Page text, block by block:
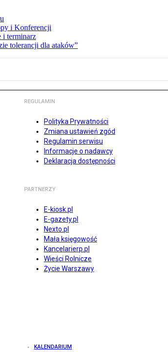
i Konferencji
i terminarz
tolerancji dla ataków”
REGULAMIN
Polityka Prywatności
Zmiana ustawień zgód
Regulamin serwisu
Informacje o nadawcy
Deklaracja dostępności
PARTNERZY
E-kiosk.pl
E-gazety.pl
Nexto.pl
Mała księgowość
Kancelarierp.pl
Wieści Rolnicze
Życie Warszawy
KALENDARIUM